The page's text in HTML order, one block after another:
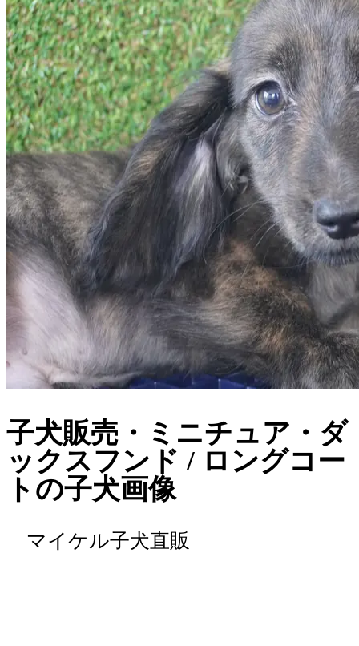
子犬販売・ミニチュア・ダ
ックスフンド / ロングコー
トの子犬画像
マイケル子犬直販